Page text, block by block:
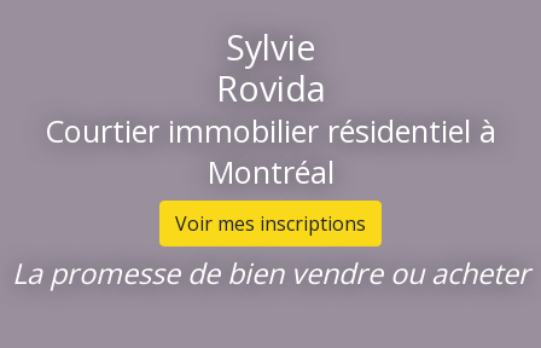
Sylvie
Rovida
Courtier immobilier résidentiel à
Montréal
Voir mes inscriptions
La promesse de bien vendre ou acheter